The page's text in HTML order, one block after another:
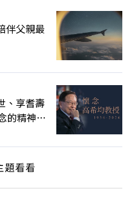
伴父親最
、享耆壽
的精神遺
題看看